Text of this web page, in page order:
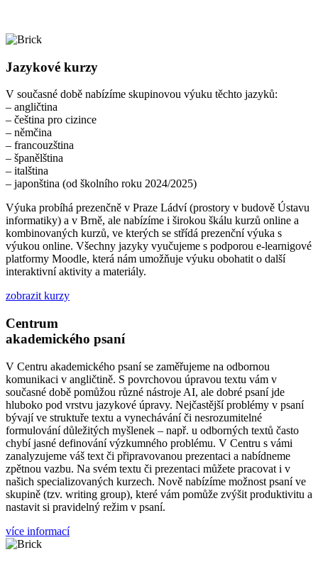
Jazykové kurzy
V současné době nabízíme skupinovou výuku těchto jazyků:
– angličtina
– čeština pro cizince
– němčina
– francouzština
– španělština
– italština
– japonština (od školního roku 2024/2025)
Výuka probíhá prezenčně v Praze Ládví (prostory v budově Ústavu
informatiky) a v Brně, ale nabízíme i širokou škálu kurzů online a
kombinovaných kurzů, ve kterých se střídá prezenční výuka s
výukou online. Všechny jazyky vyučujeme s podporou e-learnigové
platformy Moodle, která nám umožňuje výuku obohatit o další
interaktivní aktivity a materiály.
zobrazit kurzy
Centrum
akademického psaní
V Centru akademického psaní se zaměřujeme na odbornou
komunikaci v angličtině. S povrchovou úpravou textu vám v
současné době pomůžou různé nástroje AI, ale dobré psaní jde
hluboko pod vrstvu jazykové úpravy. Nejčastější problémy v psaní
bývají ve struktuře textu a vynechávání či nesrozumitelné
formulování důležitých myšlenek – např. u odborných textů často
chybí jasné definování výzkumného problému. V Centru s vámi
zanalyzujeme váš text či připravovanou prezentaci a nabídneme
zpětnou vazbu. Na svém textu či prezentaci můžete pracovat i v
našich specializovaných kurzech. Nově nabízíme možnost psaní ve
skupině (tzv. writing group), které vám pomůže zvýšit produktivitu a
nastavit si pravidelný režim v psaní.
více informací